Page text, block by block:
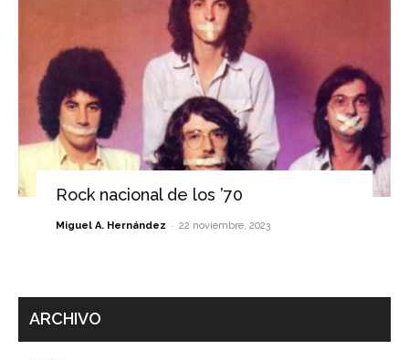
Rock nacional de los ’70
Miguel A. Hernández - 22 noviembre, 2023
ARCHIVO